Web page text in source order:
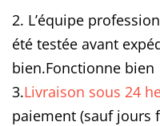
f
i
c
h
a
2. L’équipe
été testée avant
bien.Fonctionne bien
3.Livraison sous 24
paiement (sauf jours